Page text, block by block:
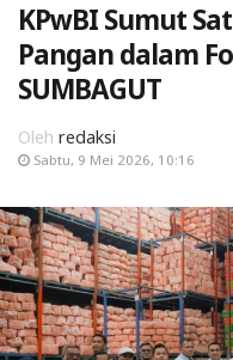
KPwBI Sumut
Pangan dalam
SUMBAGUT
Oleh redaksi
Sabtu, 9 Mei 2026, 10:16